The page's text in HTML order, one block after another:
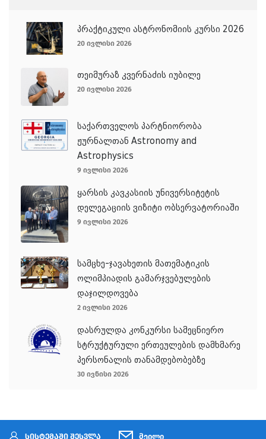
პრაქტიკული ასტრონომიის კურსი 2026
20 ივლისი 2026
თეიმურაზ კვერნაძის იუბილე
20 ივლისი 2026
საქართველოს პარტნიორობა
ჟურნალთან Astronomy and
Astrophysics
9 ივლისი 2026
ყარსის კავკასიის უნივერსიტეტის
დელეგაციის ვიზიტი ობსერვატორიაში
9 ივლისი 2026
სამცხე-ჯავახეთის მათემატიკის
ოლიმპიადის გამარჯვებულების
დაჯილდოვება
2 ივლისი 2026
დასრულდა კონკურსი სამეცნიერო
სტრუქტურული ერთეულების დამხმარე
პერსონალის თანამდებობებზე
30 ივნისი 2026
სისტემაში შესვლა მეილი